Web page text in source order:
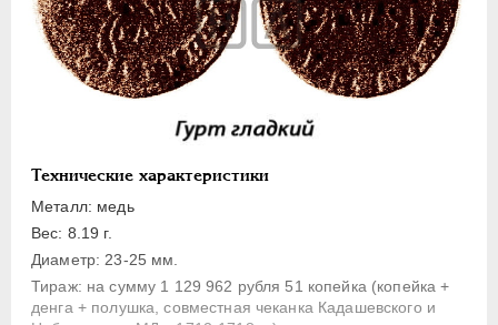
Технические характеристики
Металл: медь
Вес: 8.19 г.
Диаметр: 23-25 мм.
Тираж: на сумму 1 129 962 рубля 51 копейка (копейка +
денга + полушка, совместная чеканка Кадашевского и
Для Речи Посполитой
Монетовидные жетоны
ЕКАТЕРИНА I 1725-1727
АННА ИОАННОВНА 1730-1740
ИОАНН АНТОНОВИЧ 1740-1741
ЕЛИЗАВЕТА
ПЕТР III 1762-1762
ЕКАТЕРИНА II 1762-1796
ПАВЕЛ I 1796-1801